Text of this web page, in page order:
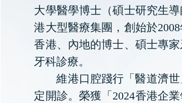
大學醫學博士（碩士研究生
港大型醫療集團，創始於
香港、內地的博士、碩士專
牙科診療。
維港口腔踐行「醫道濟
定開診。榮獲「2024香港企